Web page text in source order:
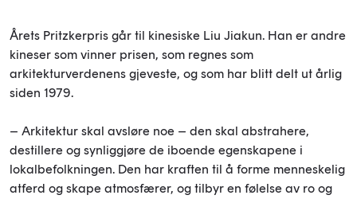
Årets Pritzkerpris går til kinesiske Liu Jiakun. Han er andre
kineser som vinner prisen, som regnes som
arkitekturverdenens gjeveste, og som har blitt delt ut årlig
siden 1979.
– Arkitektur skal avsløre noe – den skal abstrahere,
destillere og synliggjøre de iboende egenskapene i
lokalbefolkningen. Den har kraften til å forme menneskelig
atferd og skape atmosfærer, og tilbyr en følelse av ro og